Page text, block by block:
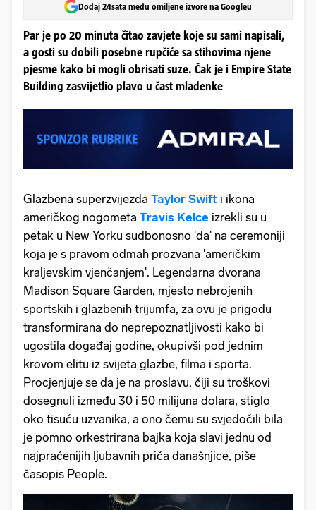
Dodaj 24sata među omiljene izvore na Googleu
Par je po 20 minuta čitao zavjete koje su sami napisali,
a gosti su dobili posebne rupčiće sa stihovima njene
pjesme kako bi mogli obrisati suze. Čak je i Empire State
Building zasvijetlio plavo u čast mladenke
Glazbena superzvijezda Taylor Swift i ikona
američkog nogometa Travis Kelce izrekli su u
petak u New Yorku sudbonosno 'da' na ceremoniji
koja je s pravom odmah prozvana 'američkim
kraljevskim vjenčanjem'. Legendarna dvorana
Madison Square Garden, mjesto nebrojenih
sportskih i glazbenih trijumfa, za ovu je prigodu
transformirana do neprepoznatljivosti kako bi
ugostila događaj godine, okupivši pod jednim
krovom elitu iz svijeta glazbe, filma i sporta.
Procjenjuje se da je na proslavu, čiji su troškovi
dosegnuli između 30 i 50 milijuna dolara, stiglo
oko tisuću uzvanika, a ono čemu su svjedočili bila
je pomno orkestrirana bajka koja slavi jednu od
najpraćenijih ljubavnih priča današnjice, piše
časopis People.